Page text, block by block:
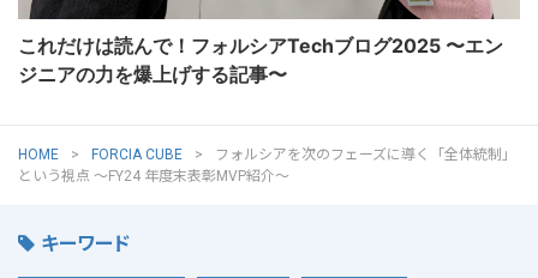
これだけは読んで！フォルシアTechブログ2025 〜エン
ジニアの力を爆上げする記事〜
HOME FORCIA CUBE
フォルシアを次のフェーズに導く「全体統制」
という視点 ～FY24 年度末表彰MVP紹介～
キーワード